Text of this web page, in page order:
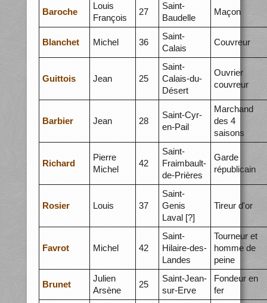
Baroche
Louis
François
27
Saint-
Baudelle
Maçon
Blanchet Michel 36
Saint-
Calais
Couvreur
Guittois Jean 25
Saint-
Calais-du-
Désert
Ouvrier
couvreur
Barbier Jean 28
Saint-Cyr-
en-Pail
Marchand
des 4
saisons
Richard
Pierre
Michel
42
Saint-
Fraimbault-
de-Prières
Garde
républicain
Rosier Louis 37
Saint-
Genis
Laval [?]
Tireur d'or
Favrot Michel 42
Saint-
Hilaire-des-
Landes
Tourneur et
homme de
peine
Brunet
Julien
Arsène
25
Saint-Jean-
sur-Erve
Fondeur en
fer